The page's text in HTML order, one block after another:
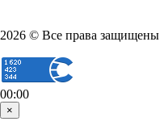
2026 © Все права защищены
00:00
×